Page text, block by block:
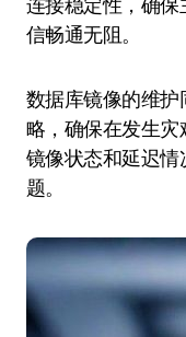
信畅通无阻。
数据库镜像的维
略，确保在发生灾
镜像状态和延迟
题。